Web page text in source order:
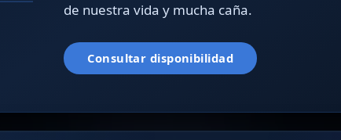
de nuestra vida y mucha caña.
Consultar disponibilidad